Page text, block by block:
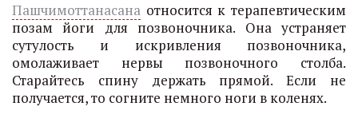
Пашчимоттанасана относится к терапевтическим
позам йоги для позвоночника. Она устраняет
сутулость и искривления позвоночника,
омолаживает нервы позвоночного столба.
Старайтесь спину держать прямой. Если не
получается, то согните немного ноги в коленях.